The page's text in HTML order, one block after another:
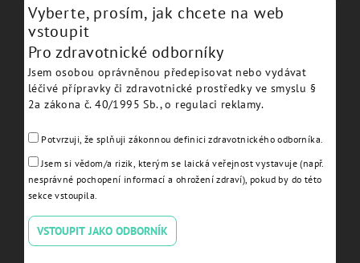
Podobné produkty
engaging JDICON® Plus -
Vyberte, prosím, jak chcete na web
vstoupit
Pro zdravotnické odborníky
Jsem osobou oprávněnou předepisovat nebo vydávat
léčivé přípravky či zdravotnické prostředky ve smyslu §
2a zákona č. 40/1995 Sb., o regulaci reklamy.
Potvrzuji, že splňuji zákonnou definici zdravotnického odborníka.
Jsem si vědom/a rizik, kterým se laická veřejnost vystavuje (např.
nesprávné pochopení informací a ohrožení zdraví), pokud by do této
sekce vstoupila.
VSTOUPIT JAKO ODBORNÍK